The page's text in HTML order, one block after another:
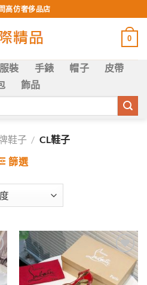
高仿奢侈品店
0
服裝 手錶 帽子
皮帶
飾品
鞋子 / CL鞋子
篩選
Add to
wishlist